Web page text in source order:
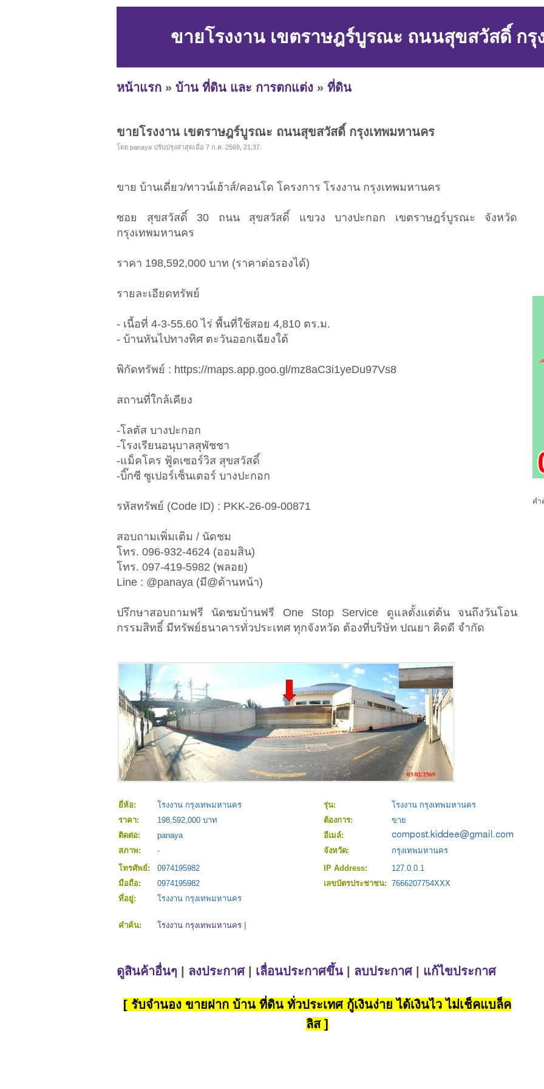
ขายโรงงาน เขตราษฎร์บูรณะ ถนนสุขสวัสดิ์ กรุ
หน้าแรก » บ้าน ที่ดิน และ การตกแต่ง » ที่ดิน
ขายโรงงาน เขตราษฎร์บูรณะ ถนนสุขสวัสดิ์ กรุงเทพมหานคร
โดย panaya ปรับปรุงล่าสุดเมื่อ 7 ก.ค. 2569, 21:37.
ขาย บ้านเดี่ยว/ทาวน์เฮ้าส์/คอนโด โครงการ โรงงาน กรุงเทพมหานคร
ซอย สุขสวัสดิ์ 30 ถนน สุขสวัสดิ์ แขวง บางปะกอก เขตราษฎร์บูรณะ จังหวัด
กรุงเทพมหานคร
ราคา 198,592,000 บาท (ราคาต่อรองได้)
รายละเอียดทรัพย์
- เนื้อที่ 4-3-55.60 ไร่ พื้นที่ใช้สอย 4,810 ตร.ม.
- บ้านหันไปทางทิศ ตะวันออกเฉียงใต้
พิกัดทรัพย์ : https://maps.app.goo.gl/mz8aC3i1yeDu97Vs8
สถานที่ใกล้เคียง
-โลตัส บางปะกอก
-โรงเรียนอนุบาลสุพัชชา
-แม็คโคร ฟู้ดเซอร์วิส สุขสวัสดิ์
-บิ๊กซี ซูเปอร์เซ็นเตอร์ บางปะกอก
รหัสทรัพย์ (Code ID) : PKK-26-09-00871
สอบถามเพิ่มเติม / นัดชม
โทร. 096-932-4624 (ออมสิน)
โทร. 097-419-5982 (พลอย)
Line : @panaya (มี@ด้านหน้า)
ปรึกษาสอบถามฟรี นัดชมบ้านฟรี One Stop Service ดูแลตั้งแต่ต้น จนถึงวันโอน
กรรมสิทธิ์ มีทรัพย์ธนาคารทั่วประเทศ ทุกจังหวัด ต้องที่บริษัท ปณยา คิดดี จำกัด
ยี่ห้อ: โรงงาน กรุงเทพมหานคร รุ่น:
โรงงาน กรุงเทพมหานคร
ราคา:
198,592,000 บาท ต้องการ:
ขาย
ติดต่อ:
panaya
อีเมล์:
สภาพ:
- จังหวัด:
กรุงเทพมหานคร
โทรศัพย์:
0974195982 IP Address:
127.0.0.1
มือถือ:
0974195982 เลขบัตรประชาชน: 7666207754XXX
ที่อยู่:
โรงงาน กรุงเทพมหานคร
คำค้น: โรงงาน กรุงเทพมหานคร
ดูสินค้าอื่นๆ ลงประกาศ| เลื่อนประกาศขึ้น ลบประกาศ| แก้ไขประกาศ
[ รับจำนอง ขายฝาก บ้าน ที่ดิน ทั่วประเทศ กู้เงินง่าย ได้เงินไว ไม่เช็คแบล็ค
ลิส ]
คำ